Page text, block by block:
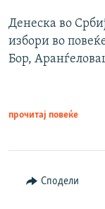
Денеска во
избори во
Бор,
прочитај повеќе
Сподели